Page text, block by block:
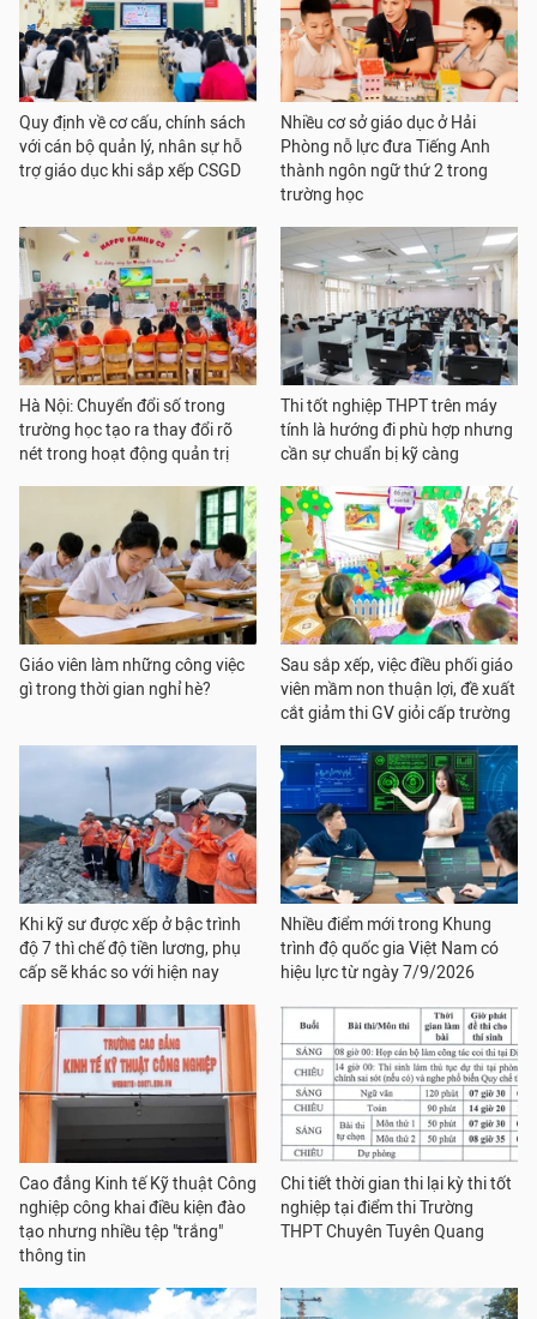
Quy định về cơ cấu, chính sách
với cán bộ quản lý, nhân sự hỗ
trợ giáo dục khi sắp xếp CSGD
Nhiều cơ sở giáo dục ở Hải
Phòng nỗ lực đưa Tiếng Anh
thành ngôn ngữ thứ 2 trong
trường học
Hà Nội: Chuyển đổi số trong
trường học tạo ra thay đổi rõ
nét trong hoạt động quản trị
Thi tốt nghiệp THPT trên máy
tính là hướng đi phù hợp nhưng
cần sự chuẩn bị kỹ càng
Giáo viên làm những công việc
gì trong thời gian nghỉ hè?
Sau sắp xếp, việc điều phối giáo
viên mầm non thuận lợi, đề xuất
cắt giảm thi GV giỏi cấp trường
Khi kỹ sư được xếp ở bậc trình
độ 7 thì chế độ tiền lương, phụ
cấp sẽ khác so với hiện nay
Nhiều điểm mới trong Khung
trình độ quốc gia Việt Nam có
hiệu lực từ ngày 7/9/2026
Cao đẳng Kinh tế Kỹ thuật Công
nghiệp công khai điều kiện đào
tạo nhưng nhiều tệp "trắng"
thông tin
Chi tiết thời gian thi lại kỳ thi tốt
nghiệp tại điểm thi Trường
THPT Chuyên Tuyên Quang